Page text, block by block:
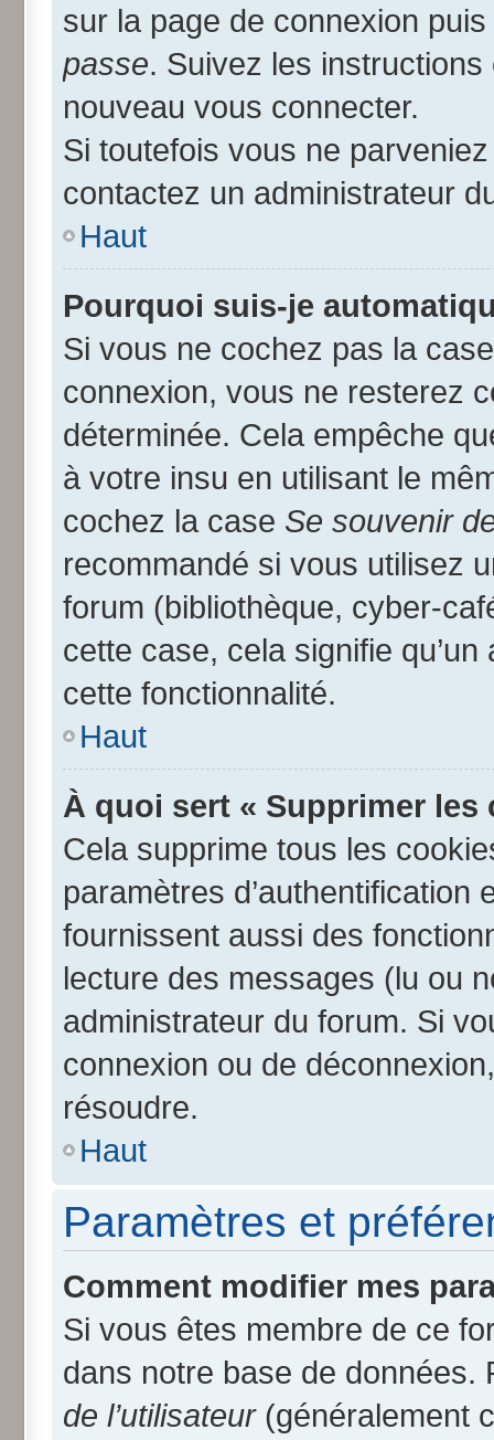
sur la page de connexion
passe. Suivez les
nouveau vous connecter.
Si toutefois vous ne
contactez un administrateur
Haut
Pourquoi suis-je
Si vous ne cochez pas la
connexion, vous ne resterez
déterminée. Cela empêche
à votre insu en utilisant le
cochez la case Se souvenir
recommandé si vous utilisez
forum (bibliothèque, cyber-
cette case, cela signifie
cette fonctionnalité.
Haut
À quoi sert « Supprimer
Cela supprime tous les
paramètres
fournissent aussi des
lecture des messages (lu ou
administrateur du forum. Si
connexion ou de
résoudre.
Haut
Paramètres et
Comment modifier mes
Si vous êtes membre de ce
dans notre base de
de l’utilisateur(généralement